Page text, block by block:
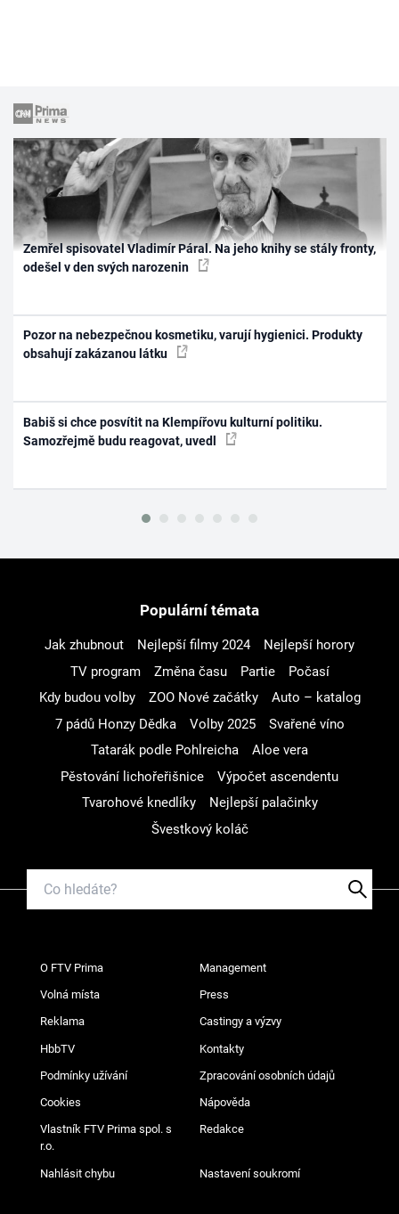
Zemřel spisovatel Vladimír Páral. Na jeho knihy se stály fronty,
odešel v den svých narozenin
Pozor na nebezpečnou kosmetiku, varují hygienici. Produkty
obsahují zakázanou látku
Babiš si chce posvítit na Klempířovu kulturní politiku.
Samozřejmě budu reagovat, uvedl
Populární témata
Jak zhubnout Nejlepší filmy 2024
Nejlepší horory
TV program
Změna času Partie
Počasí
Kdy budou volby
ZOO Nové začátky
Auto – katalog
7 pádů Honzy Dědka
Volby 2025
Svařené víno
Tatarák podle Pohlreicha
Aloe vera
Pěstování lichořeřišnice
Výpočet ascendentu
Tvarohové knedlíky
Nejlepší palačinky
Švestkový koláč
O FTV Prima Management
Volná místa Press
Reklama Castingy a výzvy
HbbTV Kontakty
Podmínky užívání Zpracování osobních údajů
Cookies Nápověda
Vlastník FTV Prima spol. s
r.o.
Redakce
Nahlásit chybu Nastavení soukromí